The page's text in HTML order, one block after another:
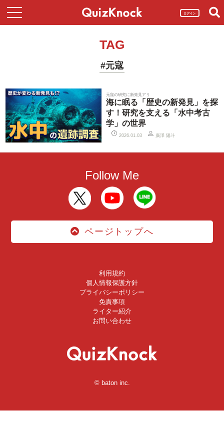
ログイン
TAG
#元寇
元寇の研究に新発見アリ
海に眠る「歴史の新発見」を探
す！研究を支える「水中考古
学」の世界
2026.01.03 廣澤 陽斗
Follow Me
ページトップへ
利用規約
個人情報保護方針
プライバシーポリシー
免責事項
ライター紹介
お問い合わせ
© baton inc.